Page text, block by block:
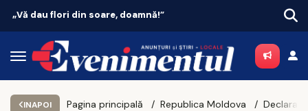
Vacanțe 2026: Portugalia conduce
INAPOI Pagina principală Republica Moldova